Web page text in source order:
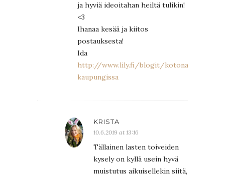
ja hyviä ideoitahan heiltä tulikin!
<3
Ihanaa kesää ja kiitos
postauksesta!
Ida
http://www.lily.fi/blogit/kotona-
kaupungissa
KRISTA
10.6.2019 at 13:16
Tällainen lasten toiveiden
kysely on kyllä usein hyvä
muistutus aikuisellekin siitä,